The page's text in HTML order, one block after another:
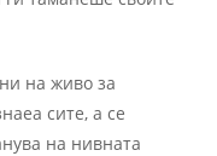
на живо за
сите, а се
на нивната